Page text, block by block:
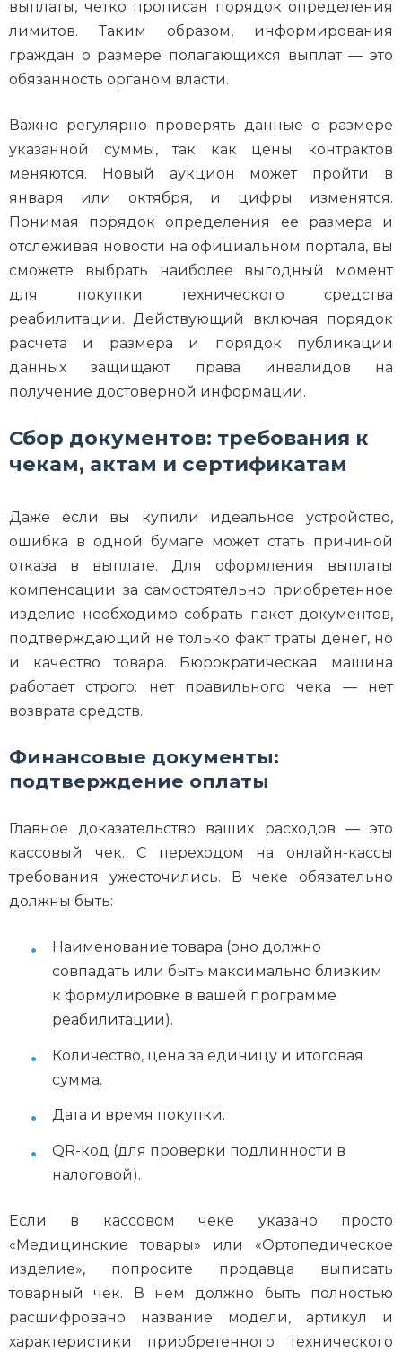
выплаты, четко прописан порядок определения
лимитов. Таким образом, информирования
граждан о размере полагающихся выплат — это
обязанность органом власти.
Важно регулярно проверять данные о размере
указанной суммы, так как цены контрактов
меняются. Новый аукцион может пройти в
января или октября, и цифры изменятся.
Понимая порядок определения ее размера и
отслеживая новости на официальном портала, вы
сможете выбрать наиболее выгодный момент
для покупки технического средства
реабилитации. Действующий включая порядок
расчета и размера и порядок публикации
данных защищают права инвалидов на
получение достоверной информации.
Сбор документов: требования к
чекам, актам и сертификатам
Даже если вы купили идеальное устройство,
ошибка в одной бумаге может стать причиной
отказа в выплате. Для оформления выплаты
компенсации за самостоятельно приобретенное
изделие необходимо собрать пакет документов,
подтверждающий не только факт траты денег, но
и качество товара. Бюрократическая машина
работает строго: нет правильного чека — нет
возврата средств.
Финансовые документы:
подтверждение оплаты
Главное доказательство ваших расходов — это
кассовый чек. С переходом на онлайн-кассы
требования ужесточились. В чеке обязательно
должны быть:
Наименование товара (оно должно
совпадать или быть максимально близким
к формулировке в вашей программе
реабилитации).
Количество, цена за единицу и итоговая
сумма.
Дата и время покупки.
QR-код (для проверки подлинности в
налоговой).
Если в кассовом чеке указано просто
«Медицинские товары» или «Ортопедическое
изделие», попросите продавца выписать
товарный чек. В нем должно быть полностью
расшифровано название модели, артикул и
характеристики приобретенного технического